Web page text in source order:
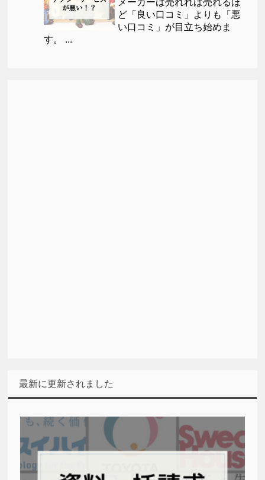
ど「良い口コミ」よりも「悪
い口コミ」が目立ち始めま
す。 ...
最新に更新されました